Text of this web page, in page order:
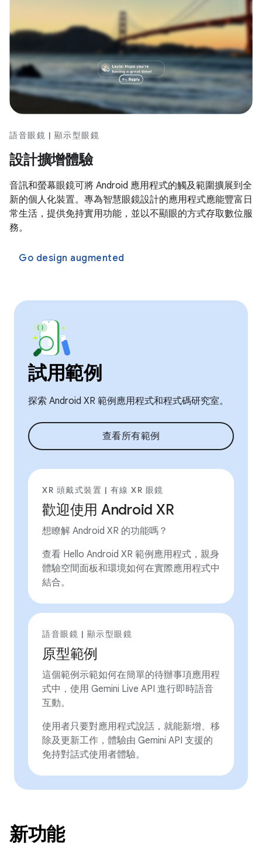
語音眼鏡 | 顯示型眼鏡
設計擴增體驗
音訊和螢幕眼鏡可將 Android 應用程式的觸及範圍擴展到全
新的個人化裝置。專為智慧眼鏡設計的應用程式應能豐富日
常生活，提供免持實用功能，並以不顯眼的方式存取數位服
務。
Go design augmented
試用範例
探索 Android XR 範例應用程式和程式碼研究室。
查看所有範例
XR 頭戴式裝置 | 有線 XR 眼鏡
歡迎使用 Android XR
想瞭解 Android XR 的功能嗎？
查看 Hello Android XR 範例應用程式，親身
體驗空間面板和環境如何在實際應用程式中
結合。
語音眼鏡 | 顯示型眼鏡
原型範例
這個範例示範如何在簡單的待辦事項應用程
式中，使用 Gemini Live API 進行即時語音
互動。
使用者只要對應用程式說話，就能新增、移
除及更新工作，體驗由 Gemini API 支援的
免持對話式使用者體驗。
新功能